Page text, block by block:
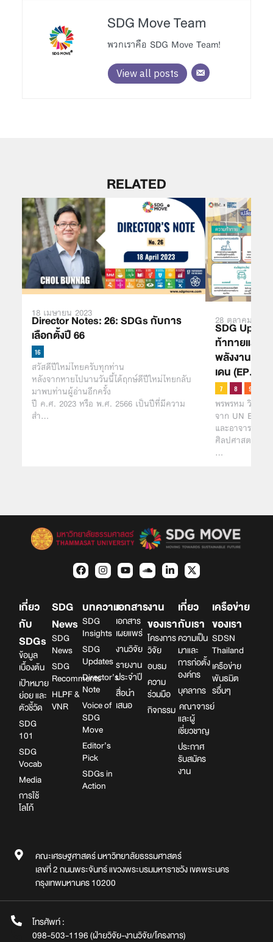
SDG Move Team
พวกเราคือ SDG Move Team!
View all posts
RELATED
18 เมษายน 2023
Director Notes: 26: SDGs กับการ
เลือกตั้งปี 66
สวัสดีปีใหม่ไทยครับทุกท่าน
หลังจากหายไปนานวันนี้ได้ฤกษ์ดีปีใหม่ไทยกลับ
มาพบท่านผู้อ่านอีกครั้ง
ปี ค.ศ. 2023 หรือ พ.ศ. 2566 เป็นปีที่มีความ
สำ…
28 ตุลาคม 2021
SDG
ท้าทายและน
พลังงานที่เป็
เดน (EP.8)
พรพรหม วิกิตเ
จาก UN
และอาจารย์ด้
ศิลปศาสตร์ มห
…
เกี่ยว
กับ
SDGs
ข้อมูล
เบื้องต้น
เป้าหมาย
ย่อย และ
ตัวชี้วัด
SDG
101
SDG
Vocab
Media
การใช้
โลโก้
SDG
News
SDG
News
SDG
Recomments
HLPF &
VNR
บทความ
SDG
Insights
SDG
Updates
Director’s
Note
Voice of
SDG
Move
Editor’s
Pick
SDGs in
Action
เอกสาร
เอกสาร
เผยแพร่
งานวิจัย
รายงาน
ประจำปี
สื่อนำ
เสนอ
งาน
ของเรา
โครงการ
วิจัย
อบรม
ความ
ร่วมมือ
กิจกรรม
เกี่ยว
กับเรา
ความเป็น
มาและ
การก่อตั้ง
องค์กร
บุคลากร
คณาจารย์
และผู้
เชี่ยวชาญ
ประกาศ
รับสมัคร
งาน
เครือข่าย
ของเรา
SDSN
Thailand
เครือข่าย
พันธมิต
รอื่นๆ
คณะเศรษฐศาสตร์ มหาวิทยาลัยธรรมศาสตร์
เลขที่ 2 ถนนพระจันทร์ แขวงพระบรมมหาราชวัง เขตพระนคร
กรุงเทพมหานคร 10200
โทรศัพท์ :
098-503-1196 (ฝ่ายวิจัย-งานวิจัย/โครงการ)